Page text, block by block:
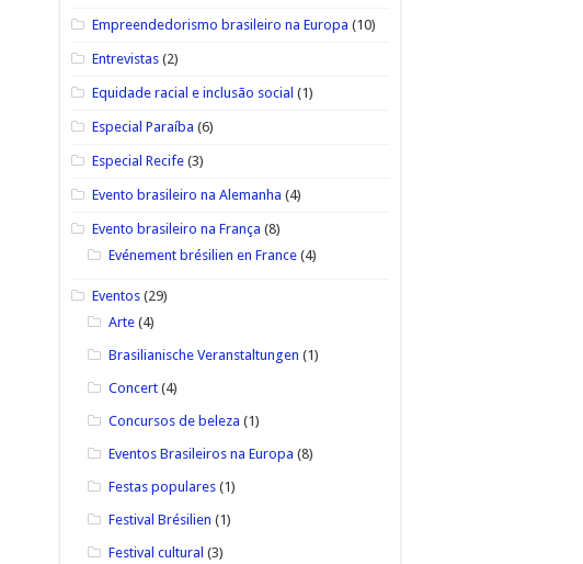
Empreendedorismo brasileiro na Europa (10)
Entrevistas(2)
Equidade racial e inclusão social (1)
Especial Paraíba (6)
Especial Recife(3)
Evento brasileiro na Alemanha (4)
Evento brasileiro na França (8)
Evénement brésilien en France(4)
Eventos(29)
Arte(4)
Brasilianische Veranstaltungen (1)
Concert(4)
Concursos de beleza (1)
Eventos Brasileiros na Europa (8)
Festas populares(1)
Festival Brésilien (1)
Festival cultural (3)